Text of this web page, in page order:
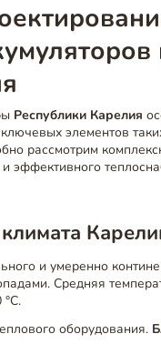
Республики Карелия
элементов
рассмотрим
эффективного
и умеренно
Средняя
оборудования.